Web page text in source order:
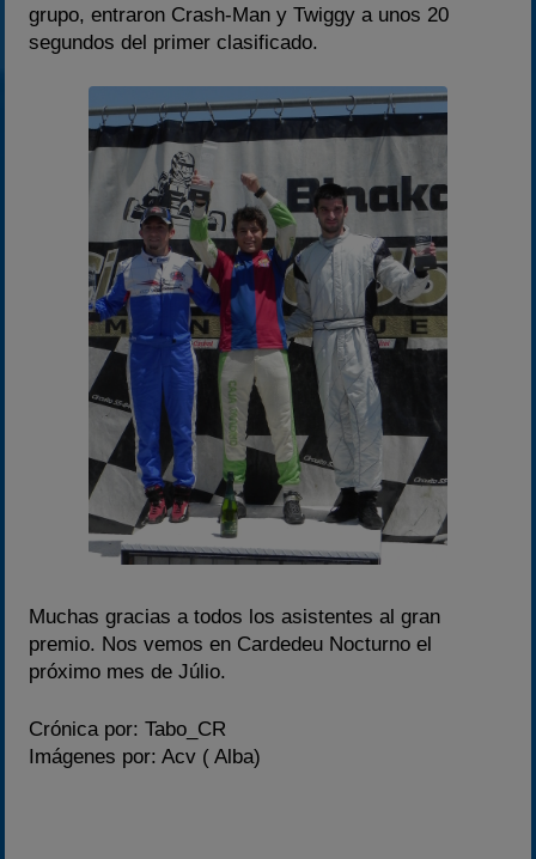
grupo, entraron Crash-Man y Twiggy a unos 20
segundos del primer clasificado.
Muchas gracias a todos los asistentes al gran
premio. Nos vemos en Cardedeu Nocturno el
próximo mes de Júlio.
Crónica por: Tabo_CR
Imágenes por: Acv ( Alba)